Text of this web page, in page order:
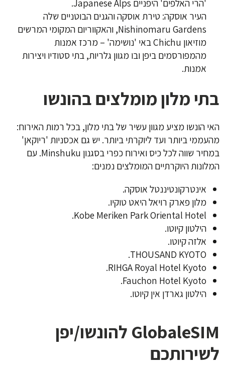
'הרי האלפים' היפניים Japanese Alps.
העיר אוסקה: טירת אוסקה והגנים הבוטניים שלה
Nishinomaru Gardens, והאקווריום המקומי המרשים
מוזיאון Chichu באי 'נושימה' – מרכז אמנות
מהמפורסמים ביפן ובו מגוון גלריות, בתי סטודיו ויצירות
אמנות.
בתי מלון מומלצים בהונשו
האי הונשו מציע מגוון עשיר של בתי מלון, בכל רמות האירוח:
מהעממי ביותר ועד ליוקרתי ביותר. יש גם אכסניות 'ריוקאן'
במחיר שווה לכל כיס ואירוח כפרי בסגנון Minshuku. עם
המלונות היוקרתיים המומלצים נמנים:
אינטרקונטיננטל אוסקה.
מלון פארק רויאל היאט טוקיו.
Kobe Meriken Park Oriental Hotel.
הילטוןקיוטו.
אלזה קיוטו.
THOUSAND KYOTO.
RIHGA Royal Hotel Kyoto.
Fauchon Hotel Kyoto.
הילטון גארדן אין קיוטו.
GlobaleSIM להונשו/יפן
לשירותכם